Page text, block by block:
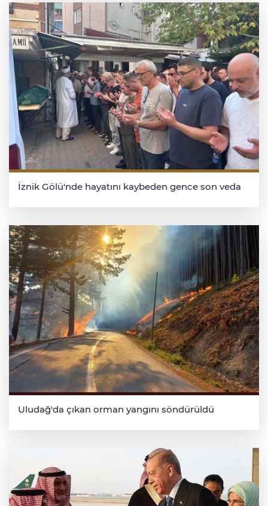
İznik Gölü'nde hayatını kaybeden gence son veda
Uludağ'da çıkan orman yangını söndürüldü